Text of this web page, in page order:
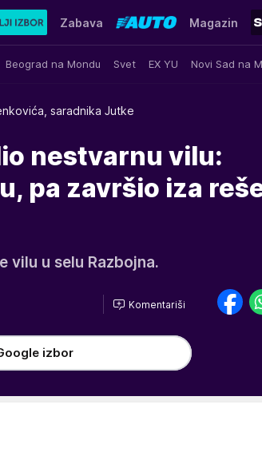
Beograd na Mondu Svet EX YU Novi Sad na
Zabava Magazin
saradnika Jutke
nestvarnu vilu:
pa završio iza
vilu u selu Razbojna.
Komentariši
izbor